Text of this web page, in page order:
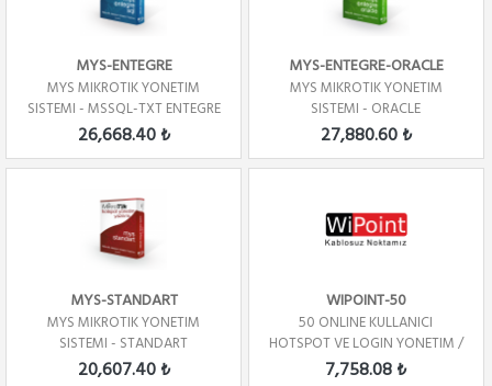
MYS-ENTEGRE
MYS MIKROTIK YONETIM
SISTEMI - MSSQL-TXT ENTEGRE
26,668.40 ₺
MYS-ENTEGRE-ORACLE
MYS MIKROTIK YONETIM
SISTEMI - ORACLE
27,880.60 ₺
MYS-STANDART
MYS MIKROTIK YONETIM
SISTEMI - STANDART
20,607.40 ₺
WIPOINT-50
50 ONLINE KULLANICI
HOTSPOT VE LOGIN YONETIM /
YILLIK
7,758.08 ₺